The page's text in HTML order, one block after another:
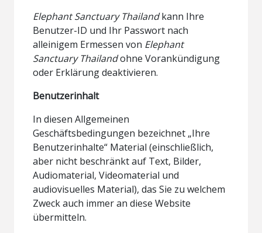
Elephant Sanctuary Thailandkann Ihre
Benutzer-ID und Ihr Passwort nach
alleinigem Ermessen von Elephant
Sanctuary Thailandohne Vorankündigung
oder Erklärung deaktivieren.
Benutzerinhalt
In diesen Allgemeinen
Geschäftsbedingungen bezeichnet „Ihre
Benutzerinhalte“ Material (einschließlich,
aber nicht beschränkt auf Text, Bilder,
Audiomaterial, Videomaterial und
audiovisuelles Material), das Sie zu welchem
Zweck auch immer an diese Website
übermitteln.